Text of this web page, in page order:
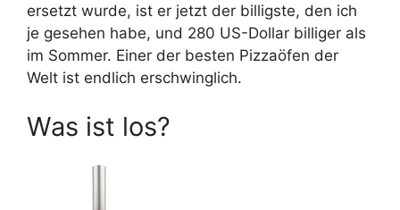
ersetzt wurde, ist er jetzt der billigste, den ich
je gesehen habe, und 280 US-Dollar billiger als
im Sommer. Einer der besten Pizzaöfen der
Welt ist endlich erschwinglich.
Was ist los?